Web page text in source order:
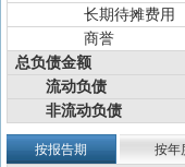
长期待摊费用
商誉
总负债金额
流动负债
非流动负债
按报告期 按年